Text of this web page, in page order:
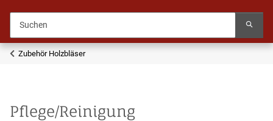
Zubehör Holzbläser
Pflege/Reinigung